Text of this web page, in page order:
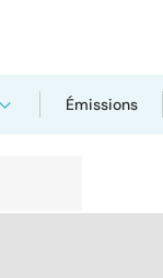
Émissions